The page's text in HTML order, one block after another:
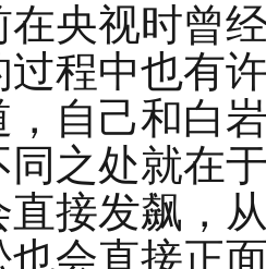
在央视时曾
程中也有
自己和白
之处就在
直接发飙，
也会直接正